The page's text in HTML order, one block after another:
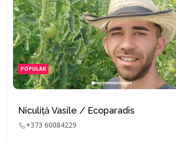
POPULAR
Niculiță Vasile / Ecoparadis
+373 60084229